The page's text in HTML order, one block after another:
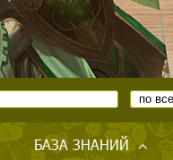
БАЗА ЗНАНИЙ